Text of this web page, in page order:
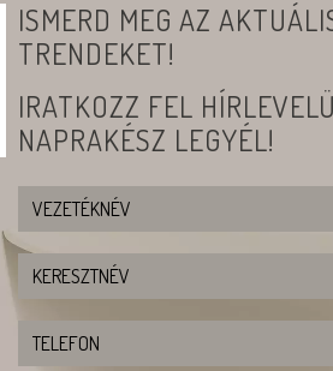
ISMERD MEG AZ
TRENDEKET!
IRATKOZZ FEL
NAPRAKÉSZ LEGYÉL!